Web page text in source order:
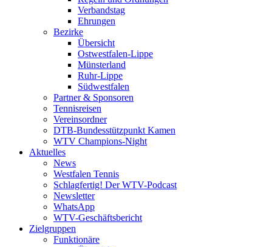
Verbandstag
Ehrungen
Bezirke
Übersicht
Ostwestfalen-Lippe
Münsterland
Ruhr-Lippe
Südwestfalen
Partner & Sponsoren
Tennisreisen
Vereinsordner
DTB-Bundesstützpunkt Kamen
WTV Champions-Night
Aktuelles
News
Westfalen Tennis
Schlagfertig! Der WTV-Podcast
Newsletter
WhatsApp
WTV-Geschäftsbericht
Zielgruppen
Funktionäre